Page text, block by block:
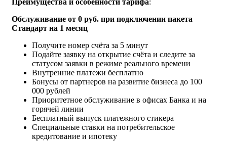
Обслуживание от 0 руб. при подключении пакета
Стандарт на 1 месяц
Получите номер счёта за 5 минут
Подайте заявку на открытие счёта и следите за
статусом заявки в режиме реального времени
Внутренние платежи бесплатно
Бонусы от партнеров на развитие бизнеса до 100
000 рублей
Приоритетное обслуживание в офисах Банка и на
горячей линии
Бесплатный выпуск платежного стикера
Специальные ставки на потребительское
кредитование и ипотеку